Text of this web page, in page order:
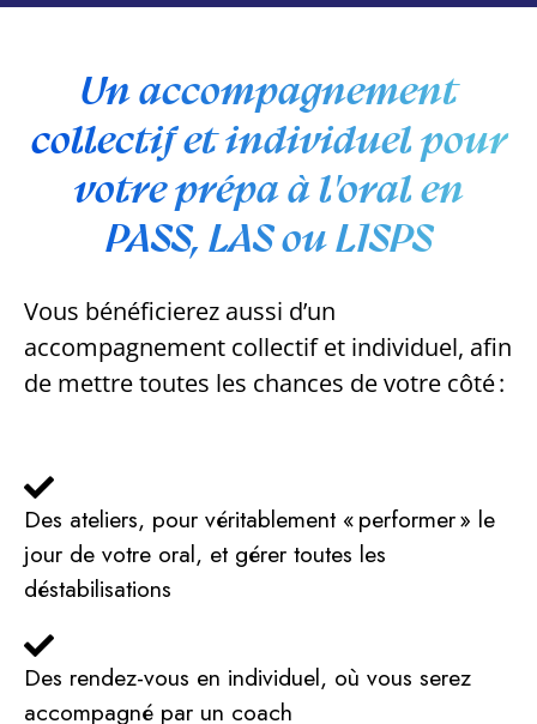
Un accompagnement
collectif et individuel pour
votre prépa à l'oral en
PASS, LAS ou L1SPS
Vous bénéficierez aussi d’un
accompagnement collectif et individuel, afin
de mettre toutes les chances de votre côté :
Des ateliers, pour véritablement « performer » le
jour de votre oral, et gérer toutes les
déstabilisations
Des rendez-vous en individuel, où vous serez
accompagné par un coach